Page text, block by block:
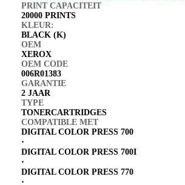
PRINT CAPACITEIT
20000 PRINTS
KLEUR:
BLACK (K)
OEM
XEROX
OEM CODE
006R01383
GARANTIE
2 JAAR
TYPE
TONERCARTRIDGES
COMPATIBLE MET
DIGITAL COLOR PRESS 700
⋅
DIGITAL COLOR PRESS 700I
⋅
DIGITAL COLOR PRESS 770
⋅